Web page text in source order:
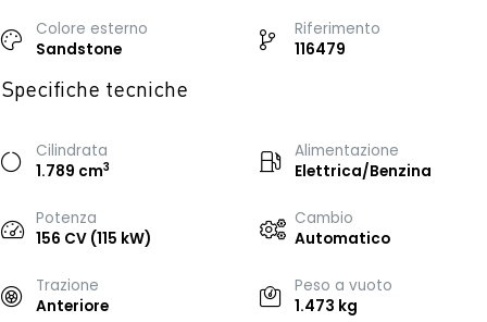
Colore esterno
Sandstone
Riferimento
116479
Specifiche tecniche
Cilindrata
1.789 cm3
Alimentazione
Elettrica/Benzina
Potenza
156 CV (115 kW)
Cambio
Automatico
Trazione
Anteriore
Peso a vuoto
1.473 kg